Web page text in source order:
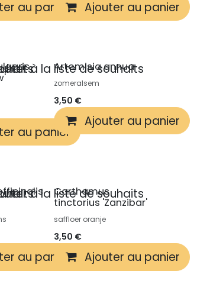
au panier Ajouter au panier
au panier
Artemisia annua
zomeralsem
3,50 €
Ajouter au panier
à la liste de souhaits
au panier
Carthamus
tinctorius 'Zanzibar'
saffloer oranje
3,50 €
Ajouter au panier
à la liste de souhaits